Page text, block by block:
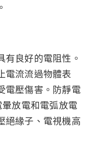
有良好的電阻性。
電流流過物體表
電壓傷害。防靜電
放電和電弧放電
絕緣子、電視機高